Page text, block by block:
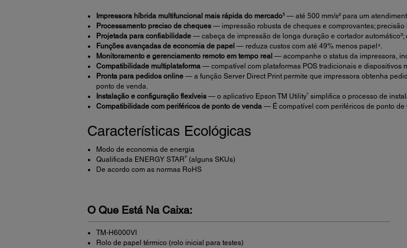
Impressora híbrida multifuncional mais rápida do mercado¹ — até 500 mm/s² para um
Processamento preciso de cheques— impressão robusta de cheques e comprovantes; precisão
Projetada para confiabilidade— cabeça de impressão de longa duração e cortador
Funções avançadas de economia de papel — reduza custos com até 49% menos papel⁴.
Monitoramento e gerenciamento remoto em tempo real — acompanhe o status da impressora,
Compatibilidade multiplataforma— compatível com plataformas POS tradicionais e dispositivos
Pronta para pedidos online— a função Server Direct Print permite que impressora obtenha
ponto de venda.
Instalação e configuração flexíveis— o aplicativo Epson TM Utility6simplifica o processo de
Compatibilidade com periféricos de ponto de venda— É compatível com periféricos de ponto de
Características Ecológicas
Modo de economia de energia
Qualificada ENERGY STAR ®(alguns SKUs)
De acordo com as normas RoHS
O Que Está Na Caixa:
TM-H6000VI
Rolo de papel térmico (rolo inicial para testes)